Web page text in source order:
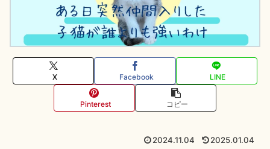
X Facebook LINE
Pinterest コピー
2024.11.04 2025.01.04